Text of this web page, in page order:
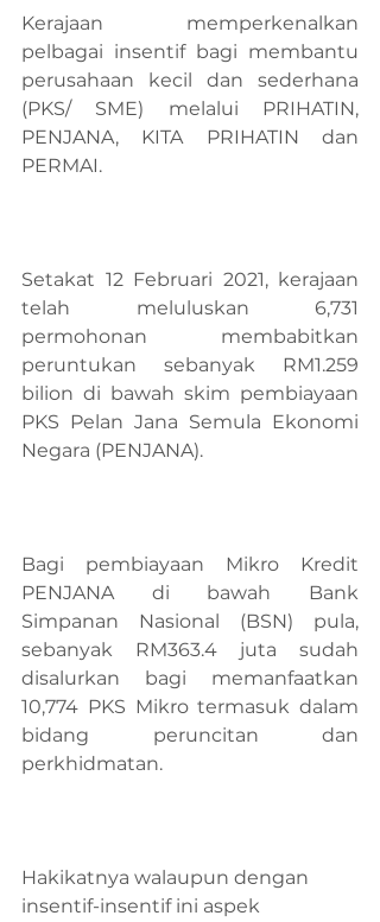
Kerajaan memperkenalkan
pelbagai insentif bagi membantu
perusahaan kecil dan sederhana
(PKS/ SME) melalui PRIHATIN,
PENJANA, KITA PRIHATIN dan
PERMAI.
Setakat 12 Februari 2021, kerajaan
telah meluluskan 6,731
permohonan membabitkan
peruntukan sebanyak RM1.259
bilion di bawah skim pembiayaan
PKS Pelan Jana Semula Ekonomi
Negara (PENJANA).
Bagi pembiayaan Mikro Kredit
PENJANA di bawah Bank
Simpanan Nasional (BSN) pula,
sebanyak RM363.4 juta sudah
disalurkan bagi memanfaatkan
10,774 PKS Mikro termasuk dalam
bidang peruncitan dan
perkhidmatan.
Hakikatnya walaupun dengan
insentif-insentif ini aspek